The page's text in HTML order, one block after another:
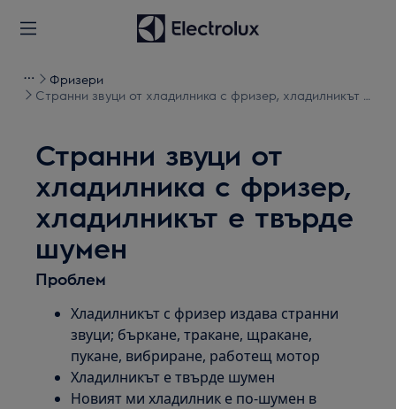
Фризери
Странни звуци от хладилника с фризер, хладилникът е
Странни звуци от
хладилника с фризер,
хладилникът е твърде
шумен
Проблем
Хладилникът с фризер издава странни
звуци; бъркане, тракане, щракане,
пукане, вибриране, работещ мотор
Хладилникът е твърде шумен
Новият ми хладилник е по-шумен в